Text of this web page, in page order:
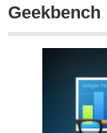
Geekbench